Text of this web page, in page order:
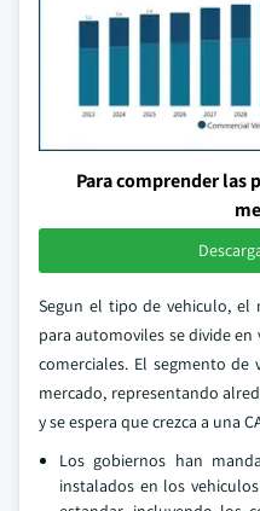
Para comprender las
Segun el tipo de vehiculo, el
para automoviles se divide
comerciales. El segmento
mercado, representando
y se espera que crezca a una
Los gobiernos han
instalados en los